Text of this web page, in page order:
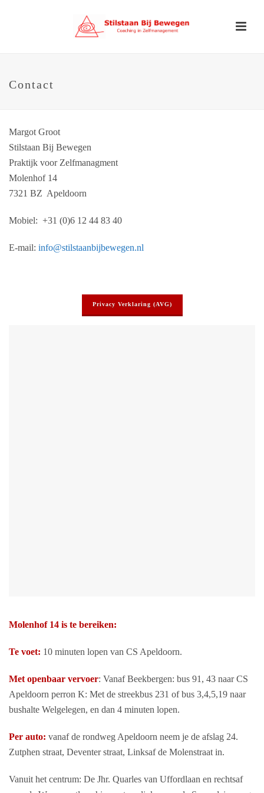
Contact
Margot Groot
Stilstaan Bij Bewegen
Praktijk voor Zelfmanagment
Molenhof 14
7321 BZ Apeldoorn
Mobiel: +31 (0)6 12 44 83 40
E-mail: info@stilstaanbijbewegen.nl
Privacy Verklaring (AVG)
Molenhof 14 is te bereiken:
Te voet: 10 minuten lopen van CS Apeldoorn.
Met openbaar vervoer: Vanaf Beekbergen: bus 91, 43 naar CS
Apeldoorn perron K: Met de streekbus 231 of bus 3,4,5,19 naar
bushalte Welgelegen, en dan 4 minuten lopen.
Per auto: vanaf de rondweg Apeldoorn neem je de afslag 24.
Zutphen straat, Deventer straat, Linksaf de Molenstraat in.
Vanuit het centrum: De Jhr. Quarles van Uffordlaan en rechtsaf